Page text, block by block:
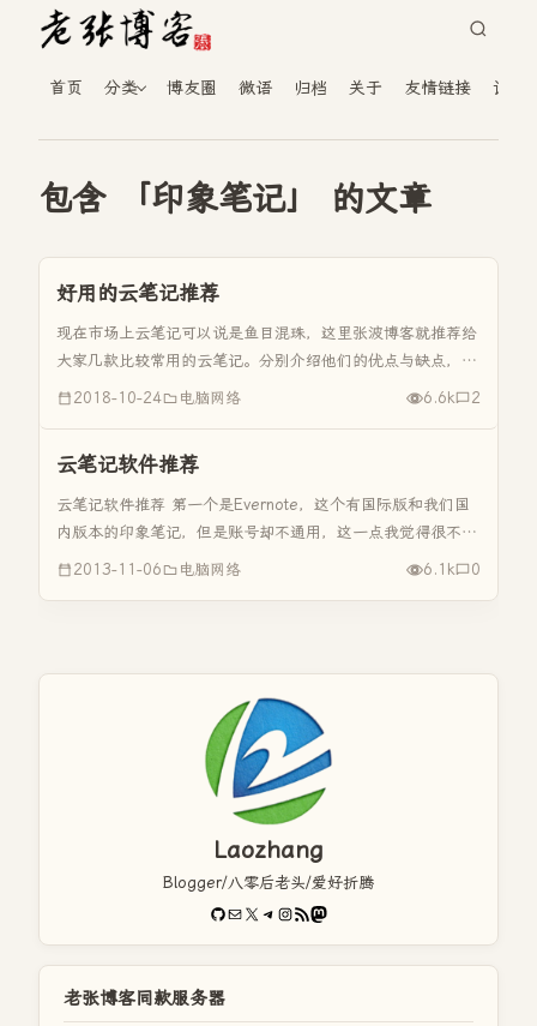
首页 分类 博友圈 微语 归档 关于 友情链接 读者
包含 「印象笔记」 的文章
好用的云笔记推荐
现在市场上云笔记可以说是鱼目混珠，这里张波博客就推荐给
大家几款比较常用的云笔记。分别介绍他们的优点与缺点，不
过这里张波博客还是推荐大家使用有道云笔记，非常符合国人
2018-10-24 电脑网络 6.6k 2
云笔记软件推荐
云笔记软件推荐 第一个是Evernote，这个有国际版和我们国
内版本的印象笔记，但是账号却不通用，这一点我觉得很不
好。这款软件的优点网上说了很多，但就我个人的体验而言，
2013-11-06 电脑网络 6.1k 0
Laozhang
Blogger/八零后老头/爱好折腾
GitHub
电子邮件X Telegram
Instagram
RSS FeedMastodon
老张博客同款服务器